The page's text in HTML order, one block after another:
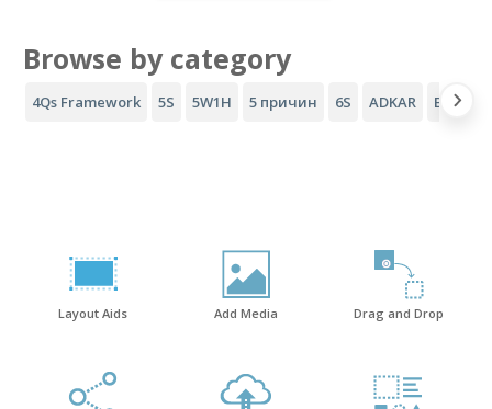
Browse by category
4Qs Framework 5S 5W1H 5 причин 6S ADKAR
Layout Aids Add Media Drag and Drop